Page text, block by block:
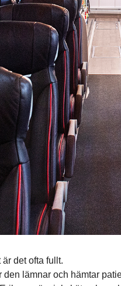
det ofta fullt.
lämnar och hämtar